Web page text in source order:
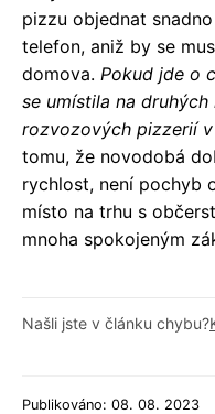
pizzu objednat
telefon, aniž by se
domova. Pokud jde o
se umístila na
rozvozových pizzerií
tomu, že novodobá
rychlost, není pochyb
místo na trhu s
mnoha spokojeným
Našli jste v článku chybu?
Publikováno: 08. 08. 2023